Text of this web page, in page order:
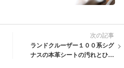
次の記事
ランドクルーザー１００系シグ
ナスの本革シートの汚れとひび